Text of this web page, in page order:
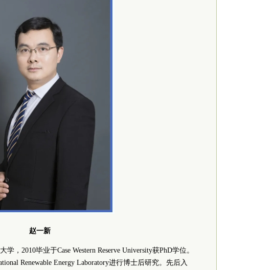
赵一新
，2010毕业于Case Western Reserve University获PhD学位。
Renewable Energy Laboratory进行博士后研究。先后入